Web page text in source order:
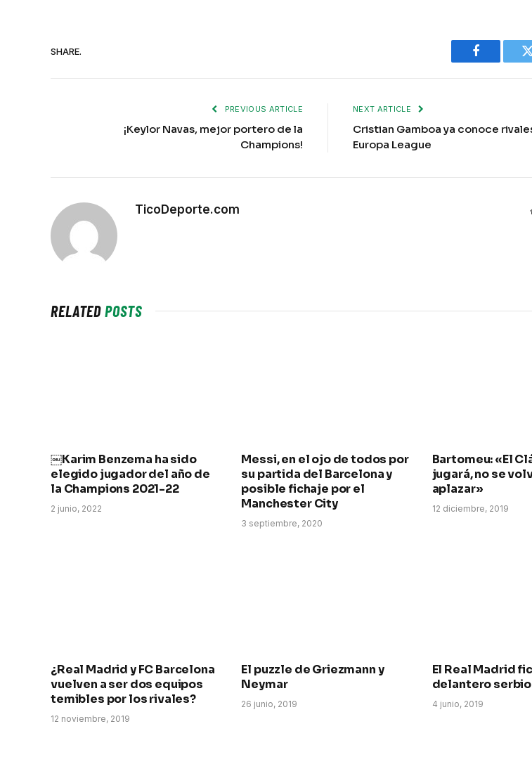
SHARE.
Facebook
PREVIOUS ARTICLE
¡Keylor Navas, mejor portero de la
Champions!
NEXT ARTICLE
Cristian Gamboa ya conoce
Europa League
TicoDeporte.com
RELATEDPOSTS
￼Karim Benzema ha sido
elegido jugador del año de
la Champions 2021-22
2 junio, 2022
Messi, en el ojo de todos por
su partida del Barcelona y
posible fichaje por el
Manchester City
3 septiembre, 2020
Bartomeu: «El
jugará, no se
aplazar»
12 diciembre, 2019
¿Real Madrid y FC Barcelona
vuelven a ser dos equipos
temibles por los rivales?
12 noviembre, 2019
El puzzle de Griezmann y
Neymar
26 junio, 2019
El Real Madrid
delantero
4 junio, 2019